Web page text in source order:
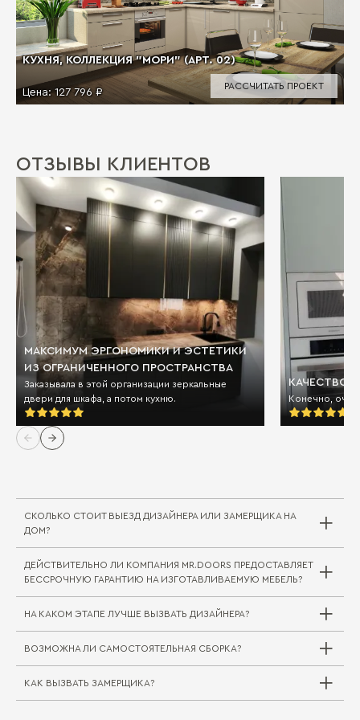
КУХНЯ, КОЛЛЕКЦИЯ "МОРИ" (АРТ. 02)
Цена:127 796 ₽
РАССЧИТАТЬ ПРОЕКТ
ОТЗЫВЫ КЛИЕНТОВ
МАКСИМУМ ЭРГОНОМИКИ И ЭСТЕТИКИ
ИЗ ОГРАНИЧЕННОГО ПРОСТРАНСТВА
Заказывала в этой организации зеркальные
двери для шкафа, а потом кухню.
КАЧЕСТВО
Конечно,
СКОЛЬКО СТОИТ ВЫЕЗД ДИЗАЙНЕРА ИЛИ ЗАМЕРЩИКА НА
ДОМ?
Выезд дизайнера/замерщика в компании
Mr.Doors бесплатный. В редких случаях, когда
за пределы города или в другой город/
регион, может взиматься плата за проезд
специалиста. Сама услуга замера при этом
бесплатна.
ДЕЙСТВИТЕЛЬНО ЛИ КОМПАНИЯ MR.DOORS ПРЕДОСТАВЛЯЕТ
БЕССРОЧНУЮ ГАРАНТИЮ НА ИЗГОТАВЛИВАЕМУЮ МЕБЕЛЬ?
Совершенно верно. На мебельные комплекты
для жилой и кухонной зоны Mr.Doors
предоставляется бессрочная гарантия.
Подробнее об этом вы можете прочитать
НА КАКОМ ЭТАПЕ ЛУЧШЕ ВЫЗВАТЬ ДИЗАЙНЕРА?
Вызвать дизайнера можно на любом этапе
строительных работ, но следует учитывать
ВОЗМОЖНА ЛИ САМОСТОЯТЕЛЬНАЯ СБОРКА?
Самостоятельная сборка (как и доставка) не
практикуется, так как в таком случае
КАК ВЫЗВАТЬ ЗАМЕРЩИКА?